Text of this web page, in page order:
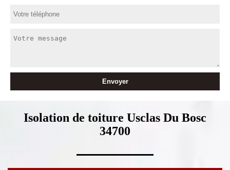
Isolation de toiture Usclas Du Bosc
34700